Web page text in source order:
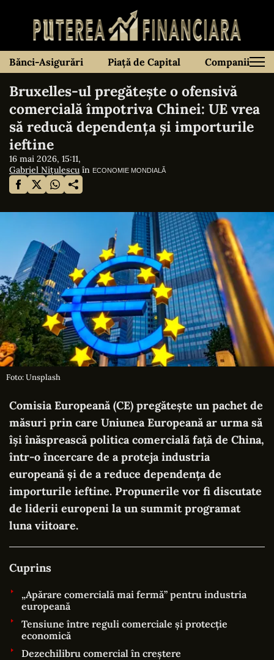
Bănci-Asigurări Piață de Capital Companii
Bruxelles-ul pregătește o ofensivă
comercială împotriva Chinei: UE vrea
să reducă dependența și importurile
ieftine
16 mai 2026, 15:11,
Gabriel Nițulescu în ECONOMIE MONDIALĂ
Foto: Unsplash
Comisia Europeană (CE) pregătește un pachet de
măsuri prin care Uniunea Europeană ar urma să
își înăsprească politica comercială față de China,
într-o încercare de a proteja industria
europeană și de a reduce dependența de
importurile ieftine. Propunerile vor fi discutate
de liderii europeni la un summit programat
luna viitoare.
Cuprins
„Apărare comercială mai fermă” pentru industria
europeană
Tensiune între reguli comerciale și protecție
economică
Dezechilibru comercial în creștere